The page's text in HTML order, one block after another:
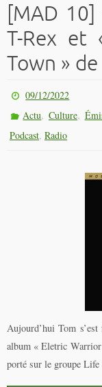
[MAD
T-Rex et
Town »
09/12/2022
Actu,Culture,
Podcast, Radio
Aujourd’hui Tom
album « Eletric
porté sur le groupe